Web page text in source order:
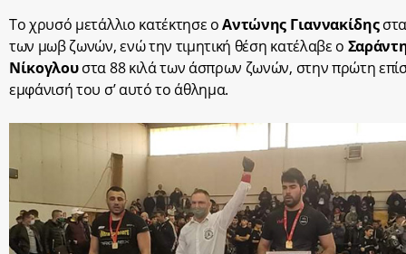
Το χρυσό μετάλλιο κατέκτησε οΑντώνης Γιαννακίδης
των μωβ ζωνών, ενώ την τιμητική θέση κατέλαβε ο
Νίκογλουστα 88 κιλά των άσπρων ζωνών, στην πρώτη
εμφάνισή του σ’ αυτό το άθλημα.